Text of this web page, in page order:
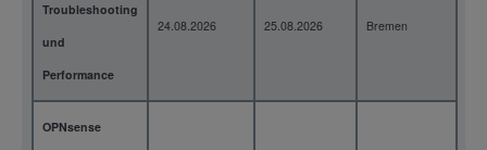
Troubleshooting
und
Performance
24.08.2026 25.08.2026 Bremen
OPNsense